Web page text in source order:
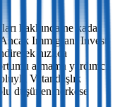
hakkında ne kadar
Immigrant Invest
hızlıca
almama yardımcı
Vatandaşlık
düşünen herkese